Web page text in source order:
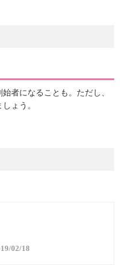
者になることも。ただし、
ょう。
02/18